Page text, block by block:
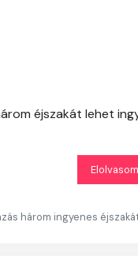
éjszakát lehet
három ingyenes